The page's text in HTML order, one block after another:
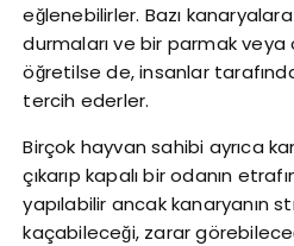
eğlenebilirler. Bazı
durmaları ve bir parmak
öğretilse de, insanlar
tercih ederler.
Birçok hayvan sahibi ayrıca
çıkarıp kapalı bir odanın
yapılabilir ancak kanaryanın
kaçabileceği, zarar